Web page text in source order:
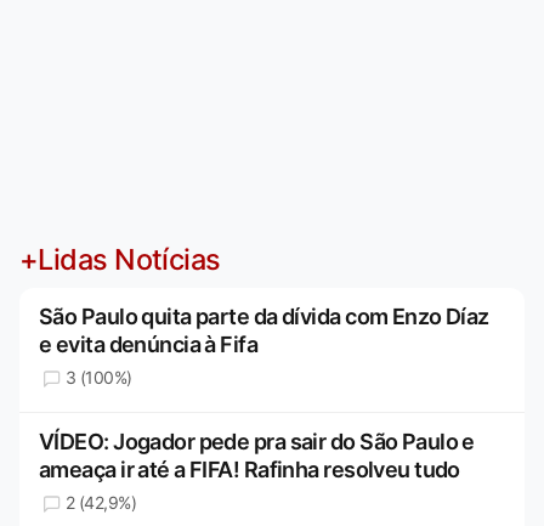
+Lidas Notícias
São Paulo quita parte da dívida com Enzo Díaz
e evita denúncia à Fifa
3 (100%)
VÍDEO: Jogador pede pra sair do São Paulo e
ameaça ir até a FIFA! Rafinha resolveu tudo
2 (42,9%)